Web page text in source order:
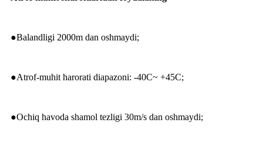
●Balandligi 2000m dan oshmaydi;
●Atrof-muhit harorati diapazoni: -40C~ +45C;
●Ochiq havoda shamol tezligi 30m/s dan oshmaydi;